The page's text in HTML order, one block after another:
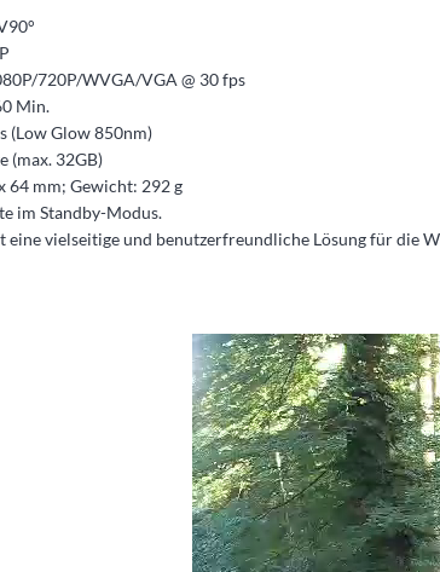
720P/WVGA/VGA @ 30 fps
Min.
(Low Glow 850nm)
(max. 32GB)
64 mm; Gewicht: 292 g
im Standby-Modus​​.
eine vielseitige und benutzerfreundliche Lösung für die